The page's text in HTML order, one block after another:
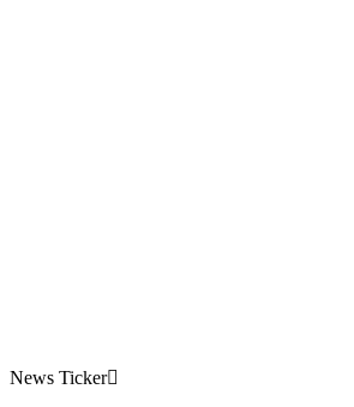
News Ticker